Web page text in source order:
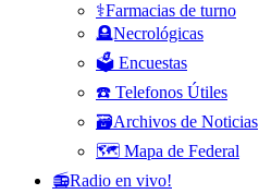
⚕️Farmacias de turno
🪦Necrológicas
🗳️ Encuestas
☎️ Telefonos Útiles
🗃️Archivos de Noticias
🗺️ Mapa de Federal
📻Radio en vivo!